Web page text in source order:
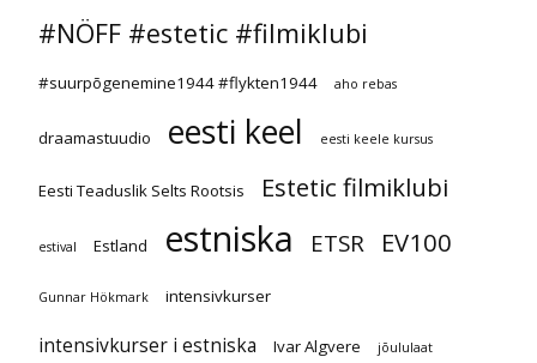
#NÖFF #estetic #filmiklubi
#suurpõgenemine1944 #flykten1944 aho rebas
draamastuudio eesti keel eesti keele kursus
Eesti Teaduslik Selts Rootsis Estetic filmiklubi
estival Estland estniska ETSR EV100
Gunnar Hökmark intensivkurser
intensivkurser i estniska Ivar Algvere jõululaat